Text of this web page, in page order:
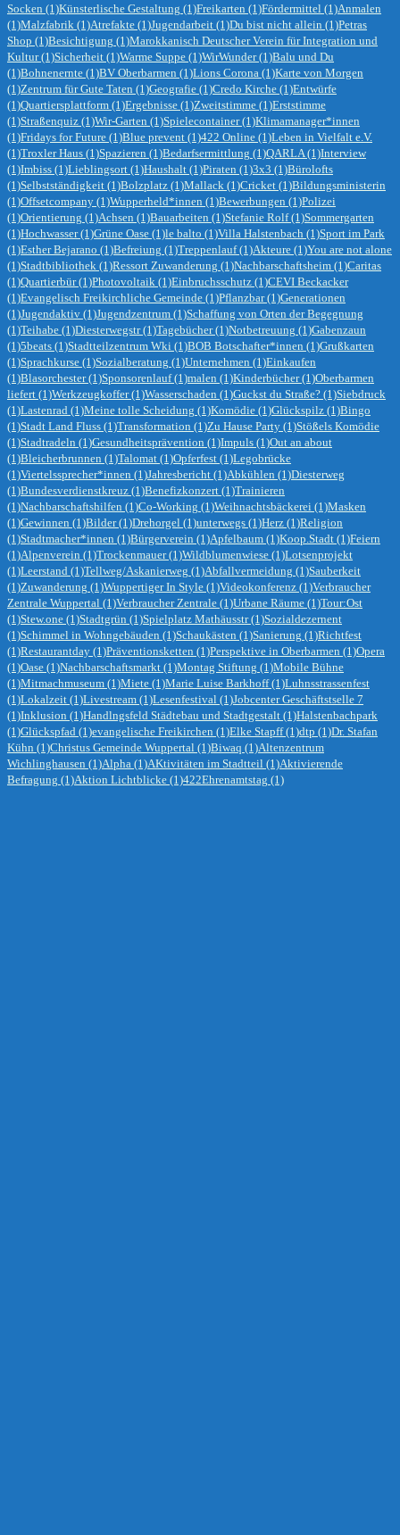
Socken (1)Künsterlische Gestaltung (1)Freikarten (1)Fördermittel (1)Anmalen
(1)Malzfabrik (1)Atrefakte (1)Jugendarbeit (1)Du bist nicht allein (1)Petras
Shop (1)Besichtigung (1)Marokkanisch Deutscher Verein für Integration und
Kultur(1)Sicherheit (1)Warme Suppe (1)WirWunder(1)Balu und Du
(1)Bohnenernte (1)BV Oberbarmen (1)Lions Corona (1)Karte von Morgen
(1)Zentrum für Gute Taten (1)Geografie (1)Credo Kirche (1)Entwürfe
(1)Quartiersplattform (1)Ergebnisse (1)Zweitstimme (1)Erststimme
(1)Straßenquiz (1)Wir-Garten (1)Spielecontainer(1)Klimamanager*innen
(1)Fridays for Future (1)Blue prevent (1)422 Online (1)Leben in Vielfalt e.V.
(1)Troxler Haus (1)Spazieren (1)Bedarfsermittlung (1)QARLA (1)Interview
(1)Imbiss (1)Lieblingsort (1)Haushalt (1)Piraten (1)3x3 (1)Bürolofts
(1)Selbstständigkeit (1)Bolzplatz (1)Mallack (1)Cricket (1)Bildungsministerin
(1)Offsetcompany (1)Wupperheld*innen (1)Bewerbungen (1)Polizei
(1)Orientierung (1)Achsen (1)Bauarbeiten (1)Stefanie Rolf(1)Sommergarten
(1)Hochwasser(1)Grüne Oase (1)le balto (1)Villa Halstenbach (1)Sport im Park
(1)Esther Bejarano (1)Befreiung (1)Treppenlauf(1)Akteure (1)You are not alone
(1)Stadtbibliothek (1)Ressort Zuwanderung (1)Nachbarschaftsheim (1)Caritas
(1)Quartierbür(1)Photovoltaik (1)Einbruchsschutz (1)CEVI Beckacker
(1)Evangelisch Freikirchliche Gemeinde (1)Pflanzbar(1)Generationen
(1)Jugendaktiv (1)Jugendzentrum (1)Schaffung von Orten der Begegnung
(1)Teihabe (1)Diesterwegstr(1)Tagebücher(1)Notbetreuung (1)Gabenzaun
(1)5beats (1)Stadtteilzentrum Wki (1)BOB Botschafter*innen (1)Grußkarten
(1)Sprachkurse (1)Sozialberatung (1)Unternehmen (1)Einkaufen
(1)Blasorchester(1)Sponsorenlauf(1)malen (1)Kinderbücher(1)Oberbarmen
liefert (1)Werkzeugkoffer(1)Wasserschaden (1)Guckst du Straße? (1)Siebdruck
(1)Lastenrad (1)Meine tolle Scheidung (1)Komödie (1)Glückspilz (1)Bingo
(1)Stadt Land Fluss (1)Transformation (1)Zu Hause Party (1)Stößels Komödie
(1)Stadtradeln (1)Gesundheitsprävention (1)Impuls (1)Out an about
(1)Bleicherbrunnen (1)Talomat (1)Opferfest (1)Legobrücke
(1)Viertelssprecher*innen (1)Jahresbericht (1)Abkühlen (1)Diesterweg
(1)Bundesverdienstkreuz (1)Benefizkonzert (1)Trainieren
(1)Nachbarschaftshilfen (1)Co-Working (1)Weihnachtsbäckerei (1)Masken
(1)Gewinnen (1)Bilder(1)Drehorgel (1)unterwegs (1)Herz (1)Religion
(1)Stadtmacher*innen (1)Bürgerverein (1)Apfelbaum (1)Koop.Stadt (1)Feiern
(1)Alpenverein (1)Trockenmauer(1)Wildblumenwiese (1)Lotsenprojekt
(1)Leerstand (1)Tellweg/Askanierweg (1)Abfallvermeidung (1)Sauberkeit
(1)Zuwanderung (1)Wuppertiger In Style (1)Videokonferenz (1)Verbraucher
Zentrale Wuppertal (1)Verbraucher Zentrale (1)Urbane Räume (1)Tour:Ost
(1)Stew.one (1)Stadtgrün (1)Spielplatz Mathäusstr(1)Sozialdezernent
(1)Schimmel in Wohngebäuden (1)Schaukästen (1)Sanierung (1)Richtfest
(1)Restaurantday (1)Präventionsketten (1)Perspektive in Oberbarmen (1)Opera
(1)Oase (1)Nachbarschaftsmarkt (1)Montag Stiftung (1)Mobile Bühne
(1)Mitmachmuseum (1)Miete (1)Marie Luise Barkhoff(1)Luhnsstrassenfest
(1)Lokalzeit (1)Livestream (1)Lesenfestival (1)Jobcenter Geschäftstselle 7
(1)Inklusion (1)Handlngsfeld Städtebau und Stadtgestalt (1)Halstenbachpark
(1)Glückspfad (1)evangelische Freikirchen (1)Elke Stapff(1)dtp (1)Dr. Stafan
Kühn (1)Christus Gemeinde Wuppertal (1)Biwaq (1)Altenzentrum
Wichlinghausen (1)Alpha (1)AKtivitäten im Stadtteil (1)Aktivierende
Befragung (1)Aktion Lichtblicke (1)422Ehrenamtstag (1)